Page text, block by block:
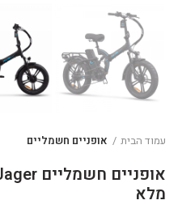
עמוד הבית אופניים חשמליים
מלא